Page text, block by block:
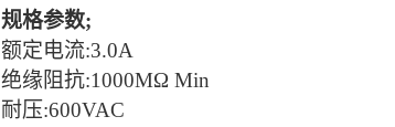
规格参数;
额定电流:3.0A
绝缘阻抗:1000MΩ Min
耐压:600VAC